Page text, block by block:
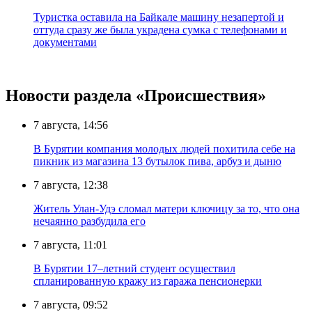
Туристка оставила на Байкале машину незапертой и
оттуда сразу же была украдена сумка с телефонами и
документами
Новости раздела «Происшествия»
7 августа, 14:56
В Бурятии компания молодых людей похитила себе на
пикник из магазина 13 бутылок пива, арбуз и дыню
7 августа, 12:38
Житель Улан-Удэ сломал матери ключицу за то, что она
нечаянно разбудила его
7 августа, 11:01
В Бурятии 17–летний студент осуществил
спланированную кражу из гаража пенсионерки
7 августа, 09:52